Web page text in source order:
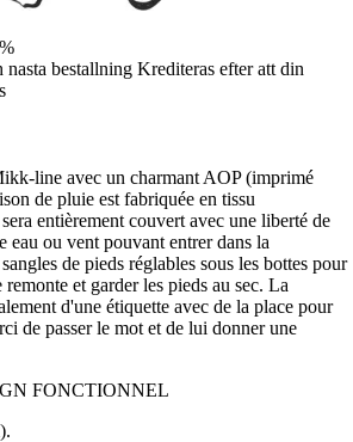
bestallning Krediteras efter att din
line avec un charmant AOP (imprimé
de pluie est fabriquée en tissu
entièrement couvert avec une liberté de
eau ou vent pouvant entrer dans la
de pieds réglables sous les bottes pour
et garder les pieds au sec. La
d'une étiquette avec de la place pour
de passer le mot et de lui donner une
FONCTIONNEL